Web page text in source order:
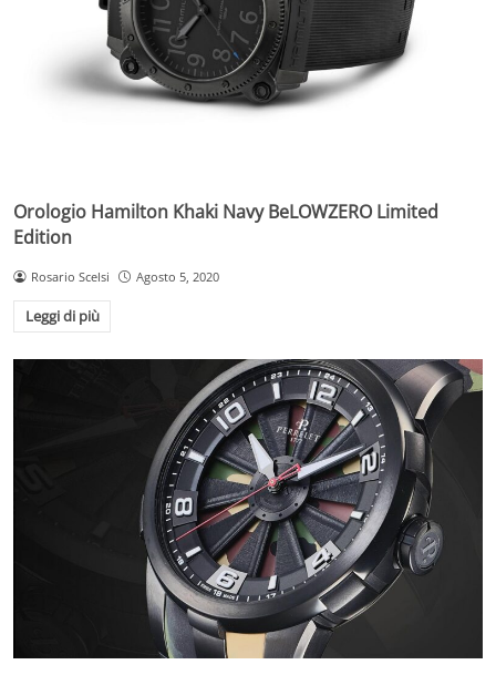
Orologio Hamilton Khaki Navy BeLOWZERO Limited
Edition
Rosario Scelsi Agosto 5, 2020
Leggi di più